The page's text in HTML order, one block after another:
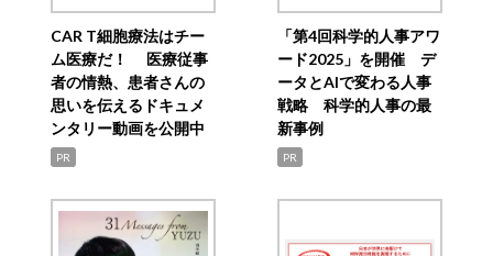
CAR T細胞療法はチー
ム医療だ！ 医療従事
者の情熱、患者さんの
思いを伝えるドキュメ
ンタリー動画を公開中
PR
「第4回科学的人事アワ
ード2025」を開催 デ
ータとAIで変わる人事
戦略 科学的人事の最
新事例
PR